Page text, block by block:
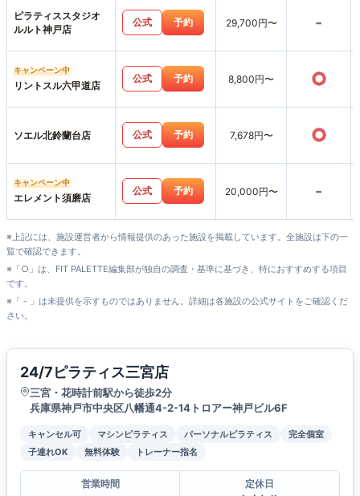
ピラティススタジオ
ルルト神戸店
公式 予約 29,700円〜 -
キャンペーン中
リントスル六甲道店
公式 予約 8,800円〜 ○
ソエル北鈴蘭台店 公式 予約 7,678円〜 ○
キャンペーン中
エレメント須磨店
公式 予約 20,000円〜 -
※上記には、施設運営者から情報提供のあった施設を掲載しています。全施設は下の一
覧で確認できます。
※「○」は、FIT PALETTE編集部が独自の調査・基準に基づき、特におすすめする項目
です。
※「－」は未提供を示すものではありません。詳細は各施設の公式サイトをご確認くだ
さい。
24/7ピラティス三宮店
三宮・花時計前駅から徒歩2分
兵庫県神戸市中央区八幡通4-2-14トロアー神戸ビル6F
キャンセル可 マシンピラティス パーソナルピラティス
完全個室
子連れOK
無料体験 トレーナー指名
営業時間
定休日